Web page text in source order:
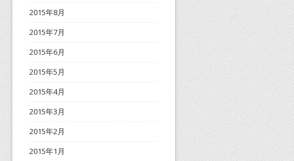
2015年8月
2015年7月
2015年6月
2015年5月
2015年4月
2015年3月
2015年2月
2015年1月